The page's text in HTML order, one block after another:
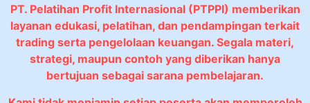
PT. Pelatihan Profit Internasional (PTPPI) memberikan
layanan edukasi, pelatihan, dan pendampingan terkait
trading serta pengelolaan keuangan. Segala materi,
strategi, maupun contoh yang diberikan hanya
bertujuan sebagai sarana pembelajaran.